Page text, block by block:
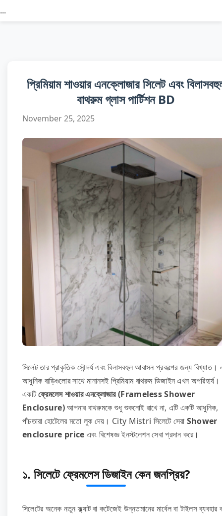
...
প্রিমিয়াম শাওয়ার এনক্লোজার সিলেট এবং
বাথরুম গ্লাস পার্টিশন BD
November 25, 2025
সিলেট তার প্রাকৃতিক সৌন্দর্য এবং বিলাসবহুল আবাসন প্রকল্পের জন্য
আধুনিক বাড়িগুলোর সাথে মানানসই প্রিমিয়াম বাথরুম ডিজাইন এখন অপরিহার্য।
একটিফ্রেমলেস শাওয়ার এনক্লোজার (Frameless Shower
Enclosure)আপনার বাথরুমকে শুধু শুকনোই রাখে না, এটি একটি আধুনিক,
পাঁচতারা হোটেলের মতো লুক দেয়। City Mistri সিলেটে সেরা Shower
enclosure price এবং বিশেষজ্ঞ ইনস্টলেশন সেবা প্রদান করে।
১. সিলেটে ফ্রেমলেস ডিজাইন কেন জনপ্রিয়?
সিলেটের অনেক নতুন ফ্ল্যাট বা কটেজেই উন্নতমানের মার্বেল বা টাইলস ব্যবহার